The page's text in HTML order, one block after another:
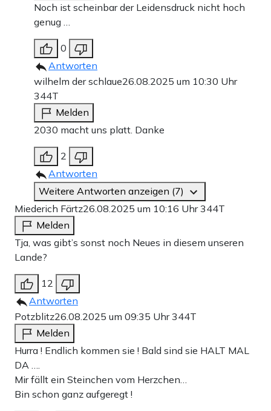
Noch ist scheinbar der Leidensdruck nicht hoch
genug …
0
Antworten
wilhelm der schlaue26.08.2025 um 10:30 Uhr
344T
Melden
2030 macht uns platt. Danke
2
Antworten
Weitere Antworten anzeigen (7)
Miederich Färtz26.08.2025 um 10:16 Uhr344T
Melden
Tja, was gibt’s sonst noch Neues in diesem unseren
Lande?
12
Antworten
Potzblitz26.08.2025 um 09:35 Uhr344T
Melden
Hurra ! Endlich kommen sie ! Bald sind sie HALT MAL
DA ….
Mir fällt ein Steinchen vom Herzchen…
Bin schon ganz aufgeregt !